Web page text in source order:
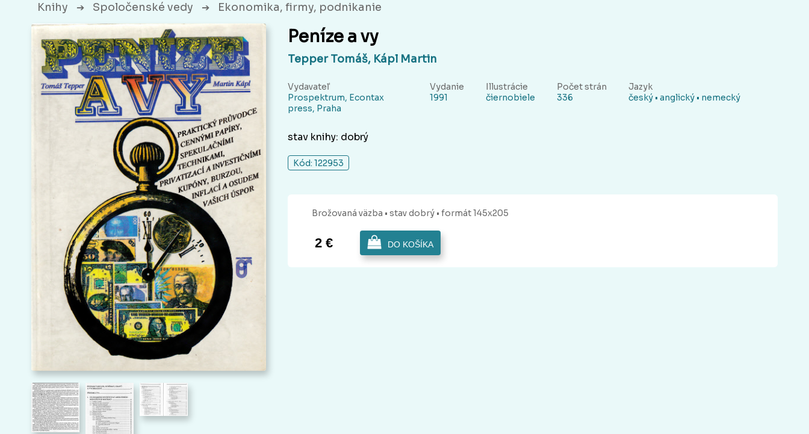
Knihy ➔ Spoločenské vedy ➔ Ekonomika, firmy, podnikanie
Peníze a vy
Tepper Tomáš, Kápl Martin
Vydavateľ
Prospektrum, Econtax
press, Praha
Vydanie
1991
Illustrácie
čiernobiele
Počet strán
336
Jazyk
český • anglický • nemecký
stav knihy: dobrý
Kód: 122953
Brožovaná väzba • stav dobrý • formát 145x205
2 € DO KOŠÍKA